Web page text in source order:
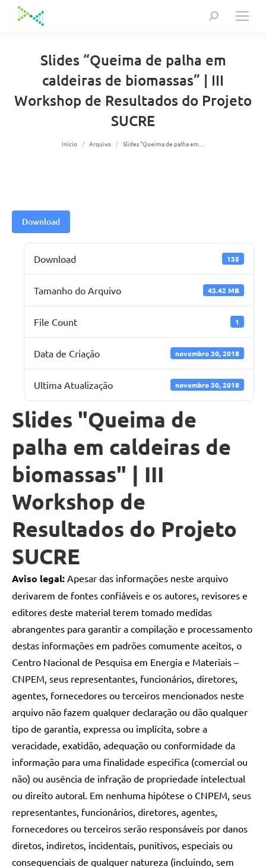
Search:
Slides “Queima de palha em
caldeiras de biomassas” | III
Workshop de Resultados do Projeto
SUCRE
Você está aqui:
Início Arquivo Slides “Queima de palha em…
Download
Download 135
Tamanho do Arquivo 43.42 MB
File Count 1
Data de Criação novembro 30, 2018
Ultima Atualização novembro 30, 2018
Slides "Queima de
palha em caldeiras de
biomassas" | III
Workshop de
Resultados do Projeto
SUCRE
Aviso legal: Apesar das informações neste arquivo
derivarem de fontes confiáveis e os autores, revisores e
editores deste material terem tomado medidas
abrangentes para garantir a compilação e processamento
destas informações em padrões comumente aceitos, o
Centro Nacional de Pesquisa em Energia e Materiais –
CNPEM, seus representantes, funcionários, diretores,
agentes, fornecedores ou terceiros mencionados neste
arquivo não fazem qualquer declaração ou dão qualquer
tipo de garantia, expressa ou implícita, sobre a
veracidade, exatidão, adequação ou conformidade da
informação para uma finalidade especifica (comercial ou
não) ou ausência de infração de propriedade intelectual
ou direito autoral. Em nenhuma hipótese o CNPEM, seus
representantes, funcionários, diretores, agentes,
fornecedores ou terceiros serão responsáveis por danos
diretos, indiretos, incidentais, punitivos, especiais ou
consequenciais de qualquer natureza (incluindo, sem